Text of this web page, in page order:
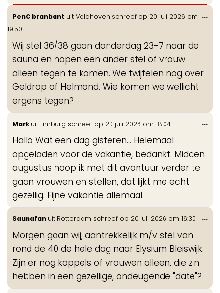
PenC branbant uit Veldhoven schreef op 20 juli 2026 om
19:50
Wij stel 36/38 gaan donderdag 23-7 naar de
sauna en hopen een ander stel of vrouw
alleen tegen te komen. We twijfelen nog over
Geldrop of Helmond. Wie komen we wellicht
ergens tegen?
...
Mark uit Limburg schreef op 20 juli 2026 om 18:04
Hallo Wat een dag gisteren... Helemaal
opgeladen voor de vakantie, bedankt. Midden
augustus hoop ik met dit avontuur verder te
gaan vrouwen en stellen, dat lijkt me echt
gezellig. Fijne vakantie allemaal.
...
Saunafan uit Rotterdam schreef op 20 juli 2026 om 16:30
Morgen gaan wij, aantrekkelijk m/v stel van
rond de 40 de hele dag naar Elysium Bleiswijk.
Zijn er nog koppels of vrouwen alleen, die zin
hebben in een gezellige, ondeugende "date"?
...